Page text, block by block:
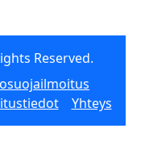
Reserved.
Yhteys